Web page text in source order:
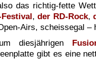
das richtig-fette
,der RD-Rock,
Airs, scheissegal –
diesjährigen
gibt es eine